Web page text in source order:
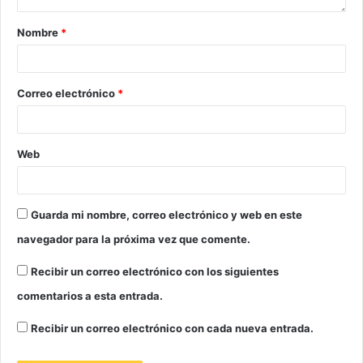
convirtiéndose en espuma, tal y como le había
advertido la bruja. Pero algo inexplicable sucede y se
alma si hace buenas tareas durante 300 años.
Nombre *
Correo electrónico *
Web
Guarda mi nombre, correo electrónico y web en este
navegador para la próxima vez que comente.
Recibir un correo electrónico con los siguientes
comentarios a esta entrada.
Recibir un correo electrónico con cada nueva entrada.